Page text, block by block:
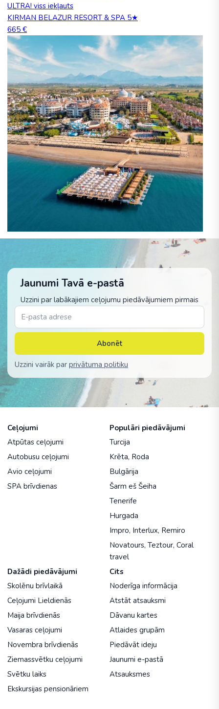
ULTRA! viss iekļauts
KIRMAN BELAZUR RESORT & SPA 5★
665 €
Jaunumi Tavā e-pastā
Uzzini par labākajiem ceļojumu piedāvājumiem pirmais
Abonēt
Uzzini vairāk par privātuma politiku
Ceļojumi
Atpūtas ceļojumi
Autobusu ceļojumi
Avio ceļojumi
SPA brīvdienas
Populāri piedāvājumi
Turcija
Krēta, Roda
Bulgārija
Šarm eš Šeiha
Tenerife
Hurgada
Impro, Interlux, Remiro
Novatours, Teztour, Coral
travel
Dažādi piedāvājumi
Skolēnu brīvlaikā
Ceļojumi Lieldienās
Maija brīvdienās
Vasaras ceļojumi
Novembra brīvdienās
Ziemassvētku ceļojumi
Svētku laiks
Ekskursijas pensionāriem
Cits
Noderīga informācija
Atstāt atsauksmi
Dāvanu kartes
Atlaides grupām
Piedāvāt ideju
Jaunumi e-pastā
Atsauksmes